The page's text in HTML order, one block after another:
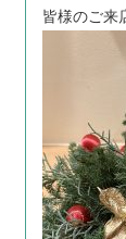
皆様のご来